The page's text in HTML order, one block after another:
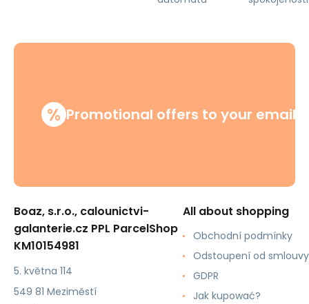
% Promotional offers to your email
Boaz, s.r.o., calounictvi-
galanterie.cz PPL ParcelShop
KM10154981
5. května 114
549 81 Meziměstí
All about shopping
Obchodní podmínky
Odstoupení od smlouvy
GDPR
Jak kupować?